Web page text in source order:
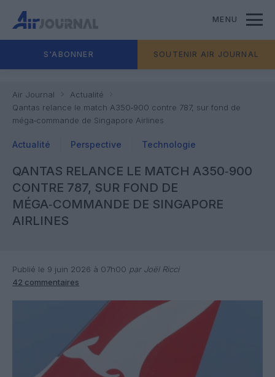
MENU
S'ABONNER SOUTENIR AIR JOURNAL
Air Journal
Actualité
Qantas relance le match A350‑900 contre 787, sur fond de
méga‑commande de Singapore Airlines
Actualité Perspective Technologie
QANTAS RELANCE LE MATCH A350‑900
CONTRE 787, SUR FOND DE
MÉGA‑COMMANDE DE SINGAPORE
AIRLINES
Publié le 9 juin 2026 à 07h00 par Joël Ricci
42 commentaires